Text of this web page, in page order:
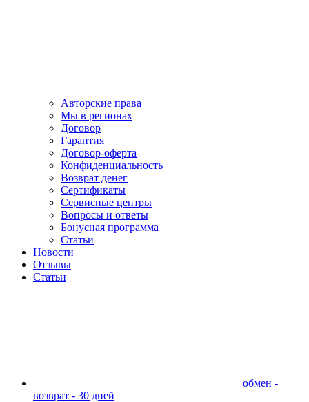
Авторские права
Мы в регионах
Договор
Гарантия
Договор-оферта
Конфиденциальность
Возврат денег
Сертификаты
Сервисные центры
Вопросы и ответы
Бонусная программа
Статьи
Новости
Отзывы
Статьи
обмен -
возврат - 30 дней